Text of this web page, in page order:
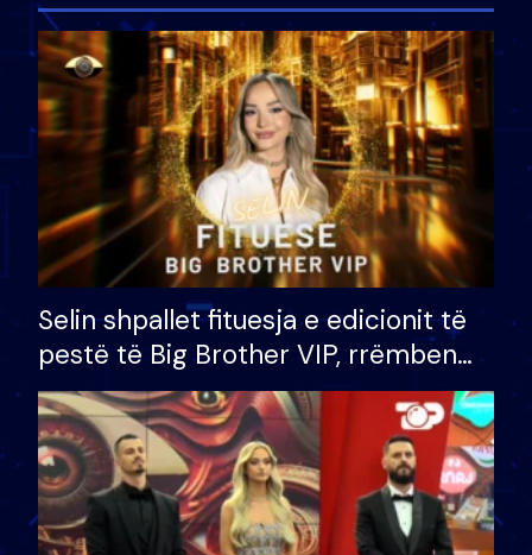
Selin shpallet fituesja e edicionit të
pestë të Big Brother VIP, rrëmben
çmimin e madh prej 100 mijë eurosh